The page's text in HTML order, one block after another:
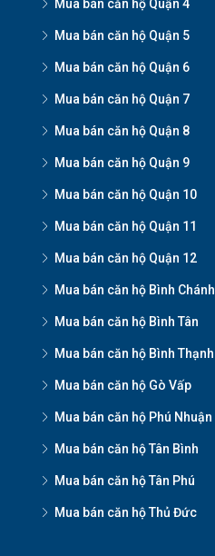
Mua bán căn hộ Quận 4
Mua bán căn hộ Quận 5
Mua bán căn hộ Quận 6
Mua bán căn hộ Quận 7
Mua bán căn hộ Quận 8
Mua bán căn hộ Quận 9
Mua bán căn hộ Quận 10
Mua bán căn hộ Quận 11
Mua bán căn hộ Quận 12
Mua bán căn hộ Bình Chánh
Mua bán căn hộ Bình Tân
Mua bán căn hộ Bình Thạnh
Mua bán căn hộ Gò Vấp
Mua bán căn hộ Phú Nhuận
Mua bán căn hộ Tân Bình
Mua bán căn hộ Tân Phú
Mua bán căn hộ Thủ Đức